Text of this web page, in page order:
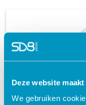
Deze website
We gebruiken